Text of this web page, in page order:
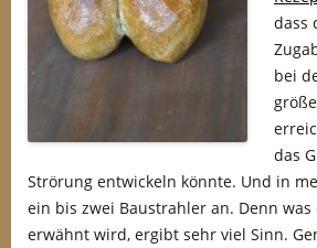
dass
bei
das
Strörung entwickeln könnte. Und in
ein bis zwei Baustrahler an. Denn was
erwähnt wird, ergibt sehr viel Sinn.